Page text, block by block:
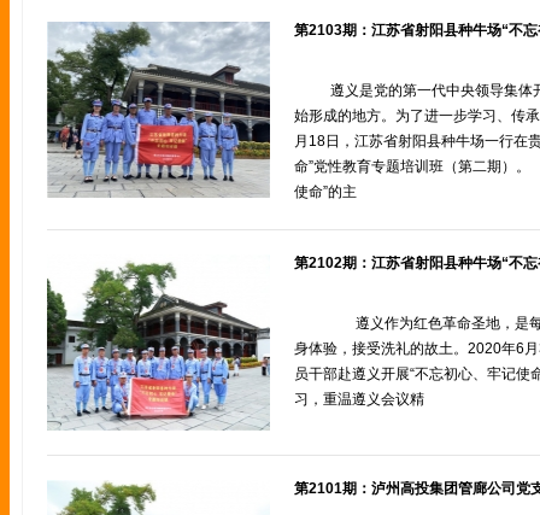
遵义是党的第一代中央领导集体
始形成的地方。为了进一步学习、传
月18日，江苏省射阳县种牛场一行在
命”党性教育专题培训班（第二期）
使命”的主
遵义作为红色革命圣地，是
身体验，接受洗礼的故土。2020年6
员干部赴遵义开展“不忘初心、牢记使
习，重温遵义会议精